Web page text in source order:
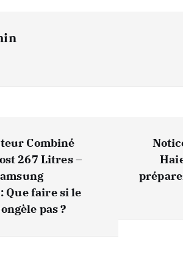
Combiné
267 Litres –
Que faire si le
pas ?